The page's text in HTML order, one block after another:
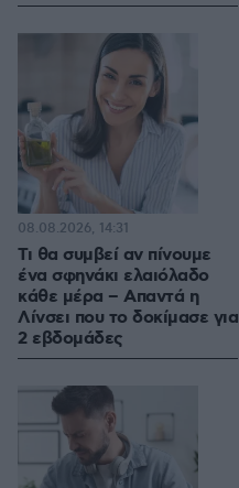
Τι θα συμβεί αν πίνουμε
ένα σφηνάκι ελαιόλαδο
κάθε μέρα – Απαντά η
Λίνσει που το δοκίμασε για
2 εβδομάδες
08.08.2026, 14:31